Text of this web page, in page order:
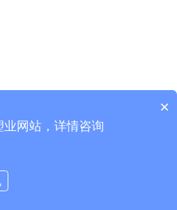
盛塑业有限公司 版权所有
×
网站，详情咨询